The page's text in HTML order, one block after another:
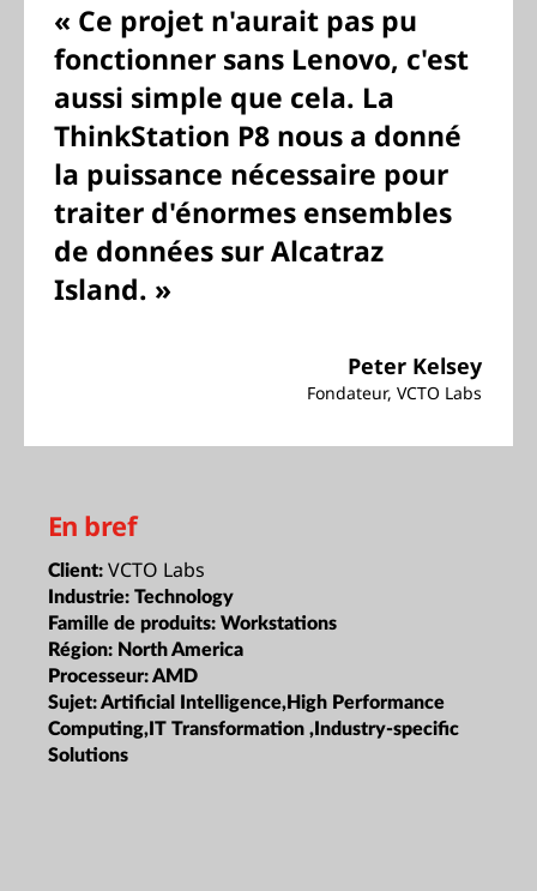
« Ce projet n'aurait pas pu
fonctionner sans Lenovo, c'est
aussi simple que cela. La
ThinkStation P8 nous a donné
la puissance nécessaire pour
traiter d'énormes ensembles
de données sur Alcatraz
Island. »
Peter Kelsey
Fondateur, VCTO Labs
En bref
Client: VCTO Labs
Industrie: Technology
Famille de produits: Workstations
Région: North America
Processeur:AMD
Sujet:Artificial Intelligence,High Performance
Computing,IT Transformation ,Industry-specific
Solutions